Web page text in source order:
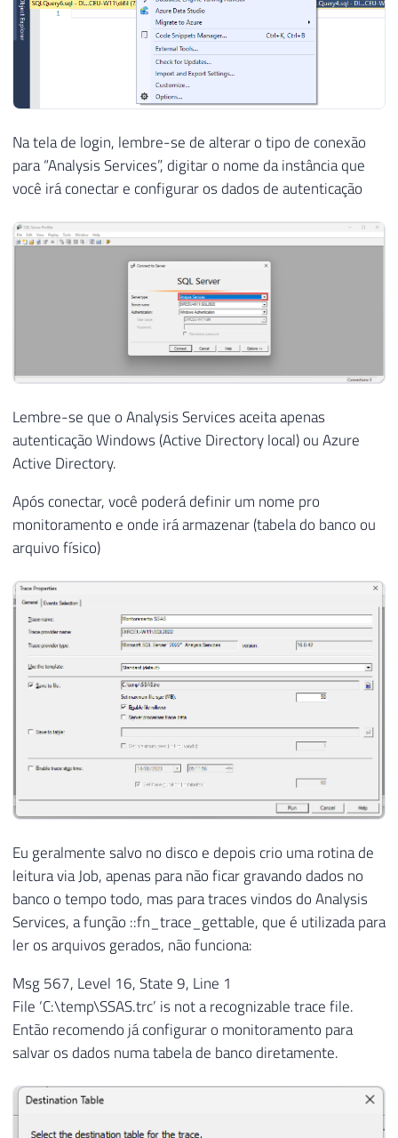
Na tela de login, lembre-se de alterar o tipo de conexão
para “Analysis Services”, digitar o nome da instância que
você irá conectar e configurar os dados de autenticação
Lembre-se que o Analysis Services aceita apenas
autenticação Windows (Active Directory local) ou Azure
Active Directory.
Após conectar, você poderá definir um nome pro
monitoramento e onde irá armazenar (tabela do banco ou
arquivo físico)
Eu geralmente salvo no disco e depois crio uma rotina de
leitura via Job, apenas para não ficar gravando dados no
banco o tempo todo, mas para traces vindos do Analysis
Services, a função ::fn_trace_gettable, que é utilizada para
ler os arquivos gerados, não funciona:
Msg 567, Level 16, State 9, Line 1
File ‘C:\temp\SSAS.trc’ is not a recognizable trace file.
Então recomendo já configurar o monitoramento para
salvar os dados numa tabela de banco diretamente.